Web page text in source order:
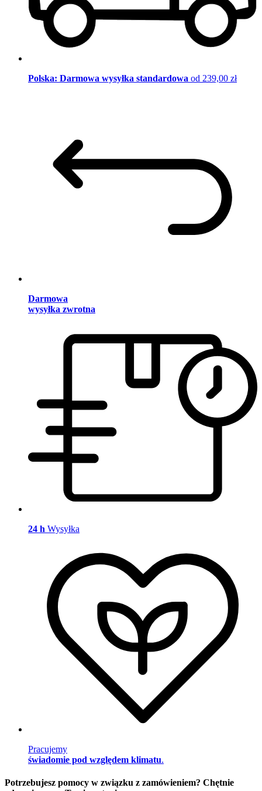
Polska: Darmowa wysyłka standardowa od 239,00 zł
Darmowa
wysyłka zwrotna
24 h Wysyłka
Pracujemy
świadomie pod względem klimatu.
Potrzebujesz pomocy w związku z zamówieniem? Chętnie